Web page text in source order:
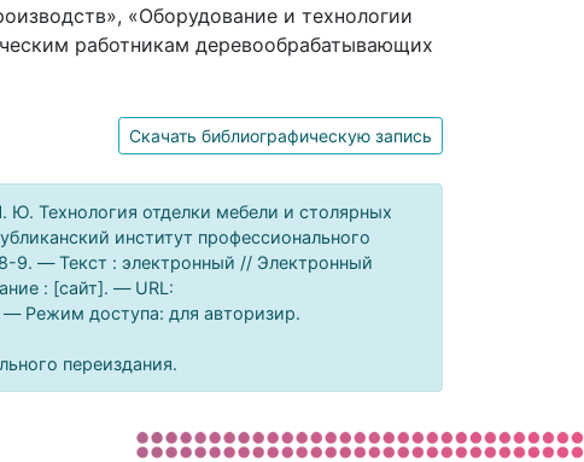
«Оборудование и технологии
работникам деревообрабатывающих
Скачать библиографическую запись
Ю. Технология отделки мебели и столярных
институт профессионального
— Текст : электронный // Электронный
: [сайт]. — URL:
Режим доступа: для авторизир.
переиздания.